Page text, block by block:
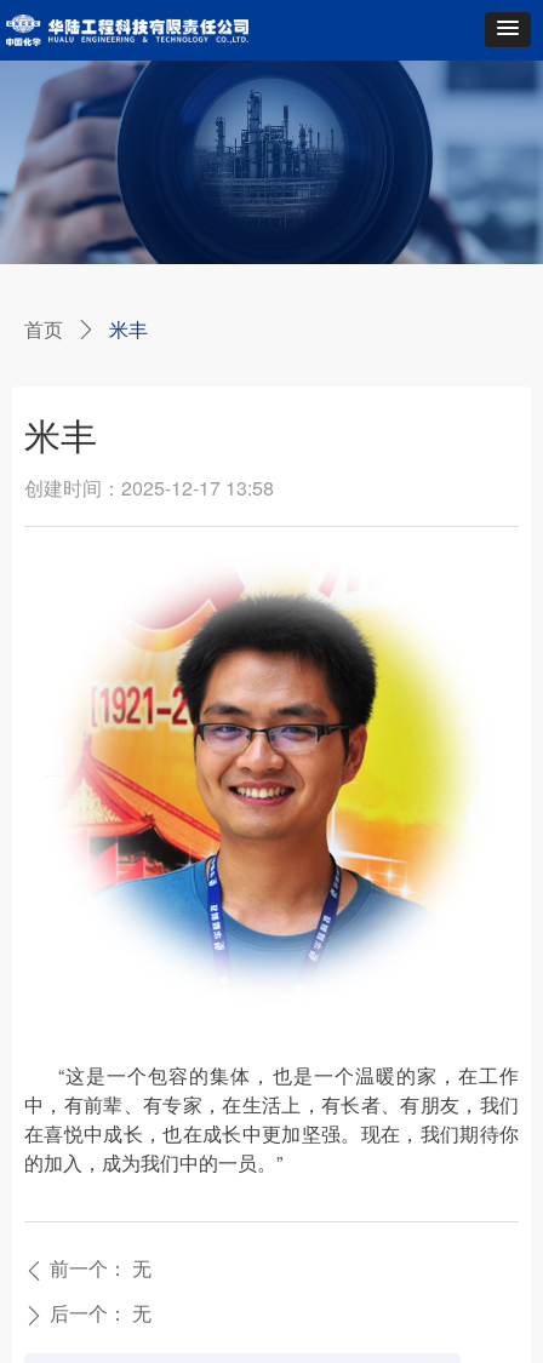
米丰
“这是一个包容的集体，也是一个温暖的家，在工作
中，有前辈、有专家，在生活上，有长者、有朋友，我们
在喜悦中成长，也在成长中更加坚强。现在，我们期待你
的加入，成为我们中的一员。”
创建时间： 2025-12-17 13:58
ꄴ 前一个： 无
ꄲ 后一个： 无
首页 ꄲ 米丰